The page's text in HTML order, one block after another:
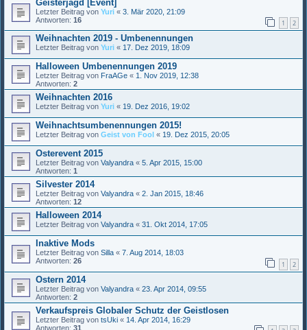
Geisterjagd [Event]
Letzter Beitrag von Yuri « 3. Mär 2020, 21:09
Antworten: 16 1 2
Weihnachten 2019 - Umbenennungen
Letzter Beitrag von Yuri « 17. Dez 2019, 18:09
Halloween Umbenennungen 2019
Letzter Beitrag von FraAGe « 1. Nov 2019, 12:38
Antworten: 2
Weihnachten 2016
Letzter Beitrag von Yuri « 19. Dez 2016, 19:02
Weihnachtsumbenennungen 2015!
Letzter Beitrag von Geist von Fool « 19. Dez 2015, 20:05
Osterevent 2015
Letzter Beitrag von Valyandra « 5. Apr 2015, 15:00
Antworten: 1
Silvester 2014
Letzter Beitrag von Valyandra « 2. Jan 2015, 18:46
Antworten: 12
Halloween 2014
Letzter Beitrag von Valyandra « 31. Okt 2014, 17:05
Inaktive Mods
Letzter Beitrag von Silla « 7. Aug 2014, 18:03
Antworten: 26 1 2
Ostern 2014
Letzter Beitrag von Valyandra « 23. Apr 2014, 09:55
Antworten: 2
Verkaufspreis Globaler Schutz der Geistlosen
Letzter Beitrag von tsUki « 14. Apr 2014, 16:29
Antworten: 31